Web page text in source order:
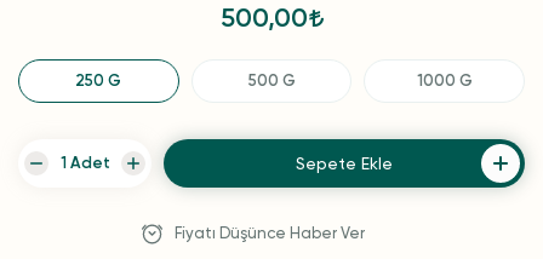
500,00
250 G 500 G 1000 G
Sepete Ekle
Fiyatı Düşünce Haber Ver